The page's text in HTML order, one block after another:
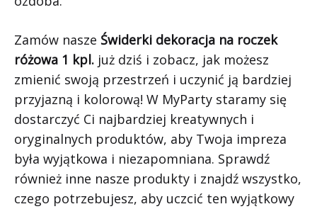
Zamów nasze Świderki dekoracja na roczek
różowa 1 kpl. już dziś i zobacz, jak możesz
zmienić swoją przestrzeń i uczynić ją bardziej
przyjazną i kolorową! W MyParty staramy się
dostarczyć Ci najbardziej kreatywnych i
oryginalnych produktów, aby Twoja impreza
była wyjątkowa i niezapomniana. Sprawdź
również inne nasze produkty i znajdź wszystko,
czego potrzebujesz, aby uczcić ten wyjątkowy